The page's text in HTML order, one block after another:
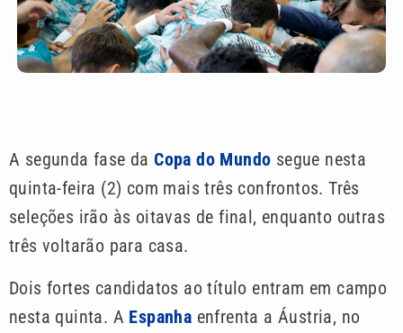
A segunda fase daCopa do Mundo segue nesta
quinta-feira (2) com mais três confrontos. Três
seleções irão às oitavas de final, enquanto outras
três voltarão para casa.
Dois fortes candidatos ao título entram em campo
nesta quinta. A Espanha enfrenta a Áustria, no